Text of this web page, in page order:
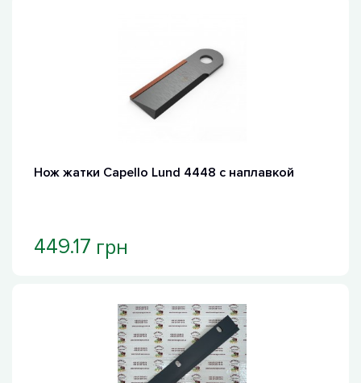
Нож жатки Capello Lund 4448 с наплавкой
449.17 грн